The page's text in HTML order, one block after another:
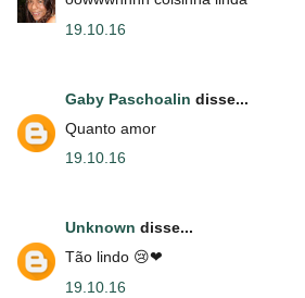
19.10.16
Gaby Paschoalin disse...
Quanto amor
19.10.16
Unknown disse...
Tão lindo 😢❤
19.10.16